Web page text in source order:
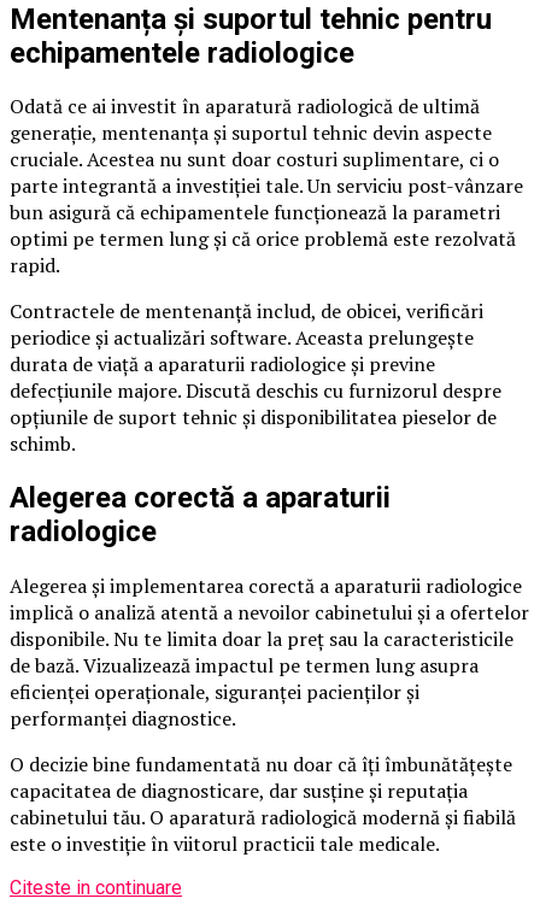
Mentenanța și suportul tehnic pentru
echipamentele radiologice
Odată ce ai investit în aparatură radiologică de ultimă
generație, mentenanța și suportul tehnic devin aspecte
cruciale. Acestea nu sunt doar costuri suplimentare, ci o
parte integrantă a investiției tale. Un serviciu post-vânzare
bun asigură că echipamentele funcționează la parametri
optimi pe termen lung și că orice problemă este rezolvată
rapid.
Contractele de mentenanță includ, de obicei, verificări
periodice și actualizări software. Aceasta prelungește
durata de viață a aparaturii radiologice și previne
defecțiunile majore. Discută deschis cu furnizorul despre
opțiunile de suport tehnic și disponibilitatea pieselor de
schimb.
Alegerea corectă a aparaturii
radiologice
Alegerea și implementarea corectă a aparaturii radiologice
implică o analiză atentă a nevoilor cabinetului și a ofertelor
disponibile. Nu te limita doar la preț sau la caracteristicile
de bază. Vizualizează impactul pe termen lung asupra
eficienței operaționale, siguranței pacienților și
performanței diagnostice.
O decizie bine fundamentată nu doar că îți îmbunătățește
capacitatea de diagnosticare, dar susține și reputația
cabinetului tău. O aparatură radiologică modernă și fiabilă
este o investiție în viitorul practicii tale medicale.
Citeste in continuare